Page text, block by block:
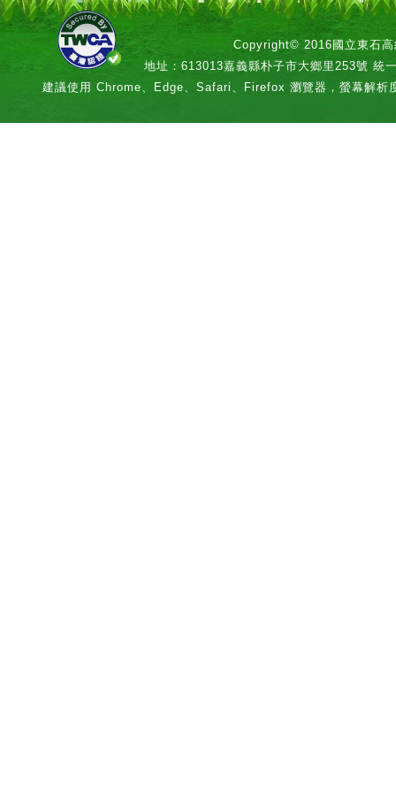
Copyright© 2016國立東石高
地址：613013嘉義縣朴子市大鄉里253號 統
建議使用 Chrome、Edge、Safari、Firefox 瀏覽器，螢幕解